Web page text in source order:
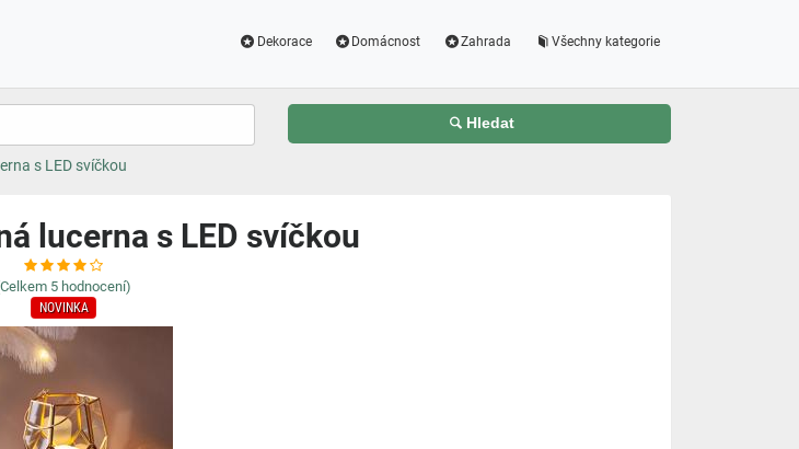
Dekorace Domácnost Zahrada Všechny kategorie
Hledat
s LED svíčkou
lucerna s LED svíčkou
5 hodnocení)
NOVINKA